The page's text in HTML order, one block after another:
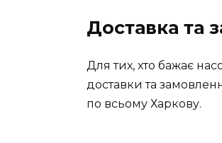
Доставка та
Для тих, хто бажає
доставки та
по всьому Харкову.